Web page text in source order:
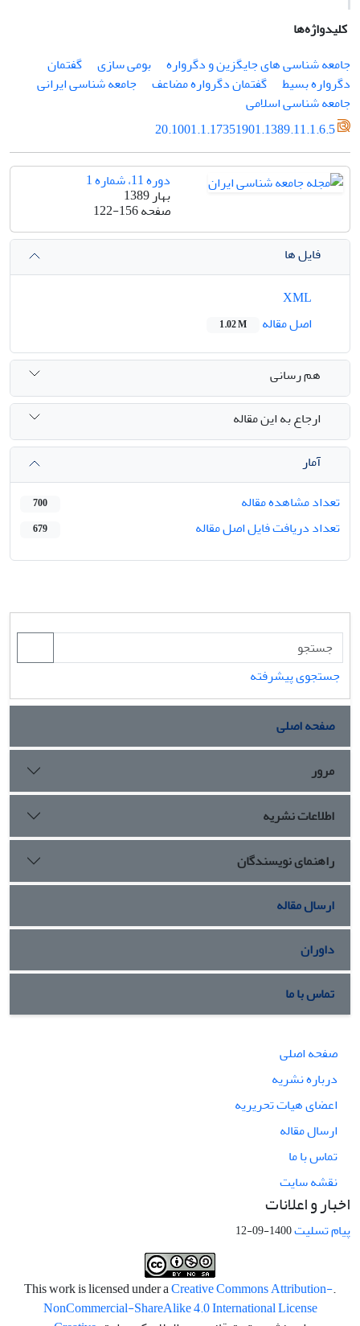
کلیدواژه‌ها
جامعه شناسی های جایگزین و دگرواره
بومی سازی
گفتمان
دگرواره بسیط
گفتمان دگرواره مضاعف
جامعه شناسی ایرانی
جامعه شناسی اسلامی
20.1001.1.17351901.1389.11.1.6.5
دوره 11، شماره 1
بهار 1389
صفحه122-156
فایل ها
اصل مقاله
1.02 M
هم رسانی
ارجاع به این مقاله
آمار
تعداد مشاهده مقاله
700
تعداد دریافت فایل اصل مقاله 679
جستجوی پیشرفته
صفحه اصلی
مرور
اطلاعات نشریه
راهنمای نویسندگان
ارسال مقاله
داوران
تماس با ما
صفحه اصلی
درباره نشریه
اعضای هیات تحریریه
ارسال مقاله
تماس با ما
نقشه سایت
اخبار و اعلانات
پیام تسلیت1400-09-12
.This work is licensed under a
Creative Commons Attribution-
NonCommercial-ShareAlike 4.0 International License